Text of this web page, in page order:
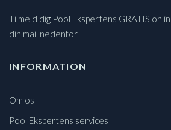
Tilmeld dig Pool Ekspertens GRATIS
din mail nedenfor
INFORMATION
Om os
Pool Ekspertens services